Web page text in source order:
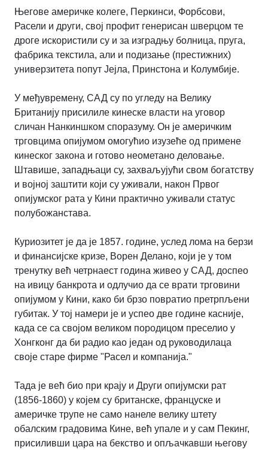
Његове америчке колеге, Перкинси, Форбсови,
Расели и други, свој профит генерисан шверцом те
дроге искористили су и за изградњу болница, пруга,
фабрика текстила, али и подизање (престижних)
универзитета попут Јејла, Принстона и Колумбије.
У међувремену, САД су по угледу на Велику
Британију присилиле кинеске власти на уговор
сличан Нанкиншком споразуму. Он је америчким
трговцима опијумом омогућио изузеће од примене
кинеског закона и готово неометано деловање.
Штавише, западњаци су, захваљујући свом богатству
и војној заштити који су уживали, након Првог
опијумског рата у Кини практично уживали статус
полубожанстава.
Куриозитет је да је 1857. године, услед лома на берзи
и финансијске кризе, Ворен Делано, који је у том
тренутку већ четрнаест година живео у САД, доспео
на ивицу банкрота и одлучио да се врати трговини
опијумом у Кини, како би брзо повратио претрпљени
губитак. У тој намери је и успео две године касније,
када се са својом великом породицом преселио у
Хонгконг да би радио као један од руководилаца
своје старе фирме "Расел и компанија."
Тада је већ био при крају и Други опијумски рат
(1856-1860) у којем су британске, француске и
америчке трупе не само нанеле велику штету
обалским градовима Кине, већ упале и у сам Пекинг,
присиливши цара на бекство и опљачкавши његову